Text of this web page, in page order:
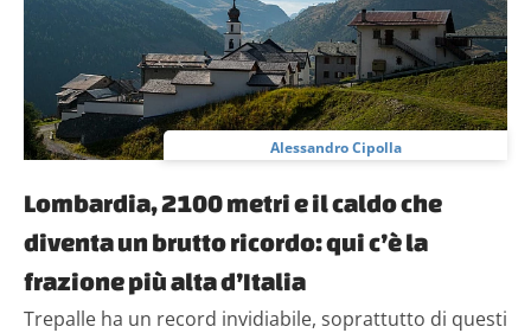
Alessandro Cipolla
Lombardia, 2100 metri e il caldo che
diventa un brutto ricordo: qui c’è la
frazione più alta d’Italia
Trepalle ha un record invidiabile, soprattutto di questi